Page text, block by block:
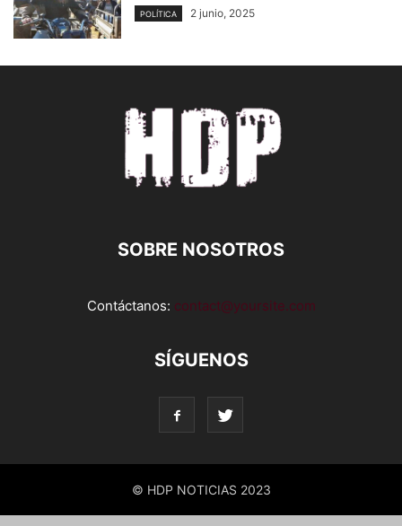
POLÍTICA 2 junio, 2025
SOBRE NOSOTROS
Contáctanos: contact@yoursite.com
SÍGUENOS
© HDP NOTICIAS 2023